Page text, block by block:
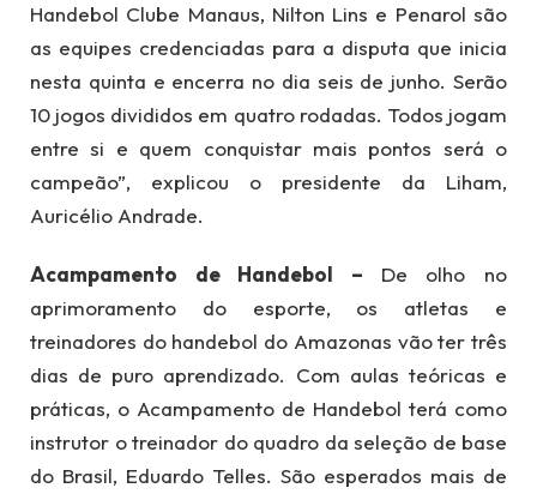
Handebol Clube Manaus, Nilton Lins e Penarol são
as equipes credenciadas para a disputa que inicia
nesta quinta e encerra no dia seis de junho. Serão
10 jogos divididos em quatro rodadas. Todos jogam
entre si e quem conquistar mais pontos será o
campeão”, explicou o presidente da Liham,
Auricélio Andrade.
Acampamento de Handebol – De olho no
aprimoramento do esporte, os atletas e
treinadores do handebol do Amazonas vão ter três
dias de puro aprendizado. Com aulas teóricas e
práticas, o Acampamento de Handebol terá como
instrutor o treinador do quadro da seleção de base
do Brasil, Eduardo Telles. São esperados mais de